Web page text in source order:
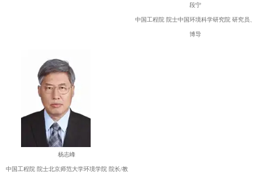
段宁
中国工程院 院士中国环境科学研究院 研究员、
博导
杨志峰
中国工程院 院士北京师范大学环境学院 院长/教